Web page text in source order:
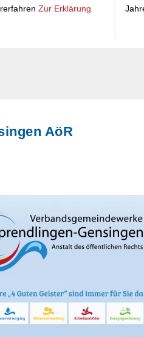
Zur Erklärung
AöR